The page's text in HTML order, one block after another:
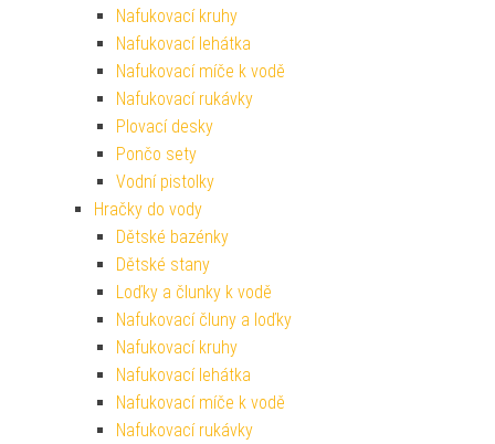
Nafukovací kruhy
Nafukovací lehátka
Nafukovací míče k vodě
Nafukovací rukávky
Plovací desky
Pončo sety
Vodní pistolky
Hračky do vody
Dětské bazénky
Dětské stany
Loďky a člunky k vodě
Nafukovací čluny a loďky
Nafukovací kruhy
Nafukovací lehátka
Nafukovací míče k vodě
Nafukovací rukávky